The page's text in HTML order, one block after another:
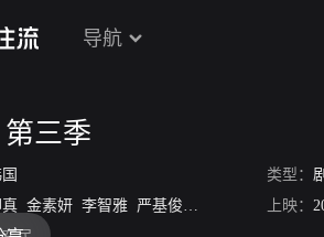
导航
三季
类型：
金素妍 李智雅 严基俊 奉太奎 尹仲勋 申
上映：